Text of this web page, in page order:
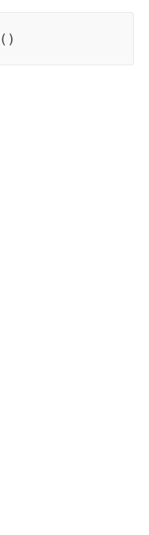
( )